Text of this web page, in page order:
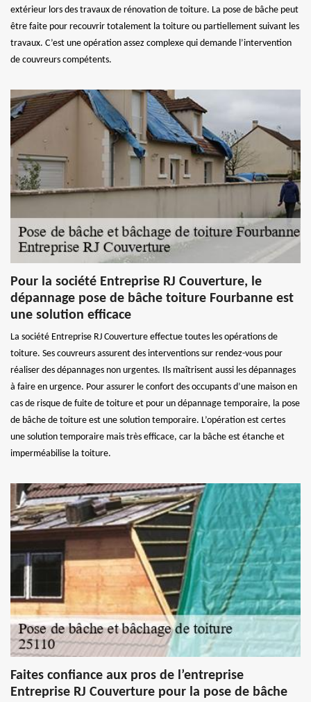
extérieur lors des travaux de rénovation de toiture. La pose de bâche peut
être faite pour recouvrir totalement la toiture ou partiellement suivant les
travaux. C’est une opération assez complexe qui demande l’intervention
de couvreurs compétents.
Pour la société Entreprise RJ Couverture, le
dépannage pose de bâche toiture Fourbanne est
une solution efficace
La société Entreprise RJ Couverture effectue toutes les opérations de
toiture. Ses couvreurs assurent des interventions sur rendez-vous pour
réaliser des dépannages non urgentes. Ils maîtrisent aussi les dépannages
à faire en urgence. Pour assurer le confort des occupants d’une maison en
cas de risque de fuite de toiture et pour un dépannage temporaire, la pose
de bâche de toiture est une solution temporaire. L’opération est certes
une solution temporaire mais très efficace, car la bâche est étanche et
imperméabilise la toiture.
Faites confiance aux pros de l’entreprise
Entreprise RJ Couverture pour la pose de bâche